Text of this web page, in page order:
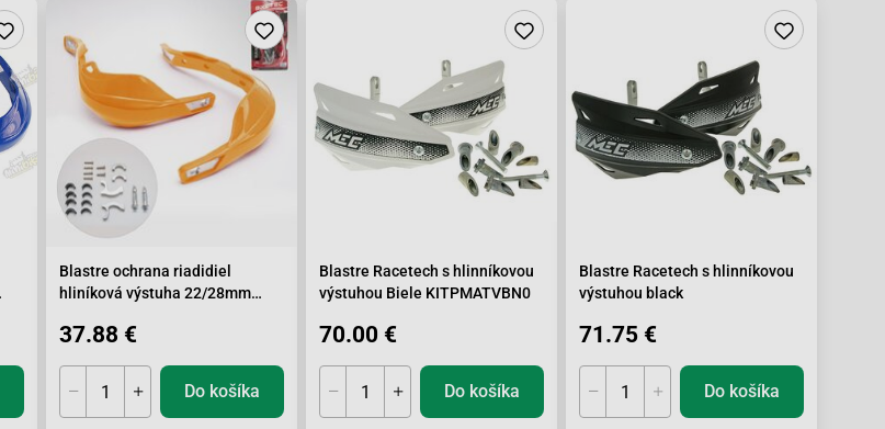
Blastre ochrana riadidiel
hliníková výstuha 22/28mm
37.88 €
Do košíka
Blastre Racetech s hlinníkovou
výstuhou Biele KITPMATVBN0
70.00 €
Do košíka
Blastre Racetech s hlinníkovou
výstuhou black
71.75 €
Do košíka